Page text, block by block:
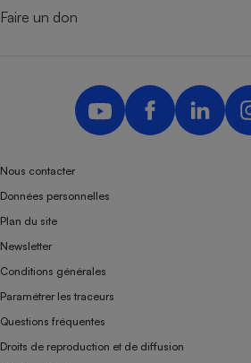
Faire un don
Nous contacter
Données personnelles
Plan du site
Newsletter
Conditions générales
Paramétrer les traceurs
Questions fréquentes
Droits de reproduction et de diffusion